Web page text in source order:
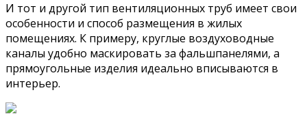
И тот и другой тип вентиляционных труб имеет свои
особенности и способ размещения в жилых
помещениях. К примеру, круглые воздуховодные
каналы удобно маскировать за фальшпанелями, а
прямоугольные изделия идеально вписываются в
интерьер.